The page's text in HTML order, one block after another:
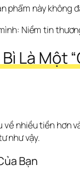
phẩm này không
Niềm tin
Là Một
nhiều tiền hơn
như vậy.
Bạn